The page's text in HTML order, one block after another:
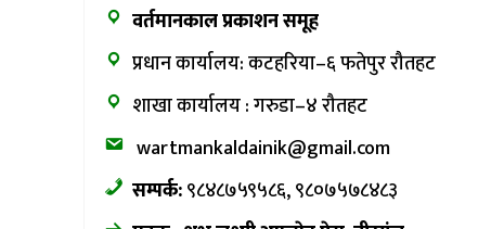
वर्तमानकाल प्रकाशन समूह
प्रधान कार्यालय: कटहरिया–६ फतेपुर रौतहट
शाखा कार्यालय : गरुडा–४ रौतहट
wartmankaldainik@gmail.com
सम्पर्क:९८४८७५९५८६, ९८०७५७८४८३